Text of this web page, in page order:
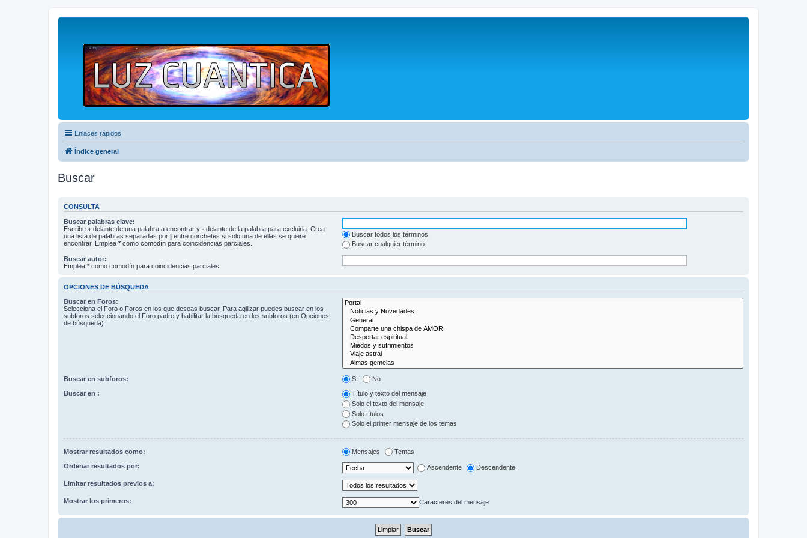
Enlaces rápidos
Índice general
Buscar
CONSULTA
Buscar palabras clave:
Escribe + delante de una palabra a encontrar y - delante de la palabra para excluirla. Crea
una lista de palabras separadas por | entre corchetes si solo una de ellas se quiere
encontrar. Emplea * como comodín para coincidencias parciales.
Buscar todos los términos
Buscar cualquier término
Buscar autor:
Emplea * como comodín para coincidencias parciales.
OPCIONES DE BÚSQUEDA
Buscar en Foros:
Selecciona el Foro o Foros en los que deseas buscar. Para agilizar puedes buscar en los
subforos seleccionando el Foro padre y habilitar la búsqueda en los subforos (en Opciones
de búsqueda).
Buscar en subforos: Sí No
Buscar en :
Título y texto del mensaje
Solo el texto del mensaje
Solo títulos
Solo el primer mensaje de los temas
Mostrar resultados como: Mensajes Temas
Ordenar resultados por: Ascendente Descendente
Limitar resultados previos a:
Mostrar los primeros: Caracteres del mensaje